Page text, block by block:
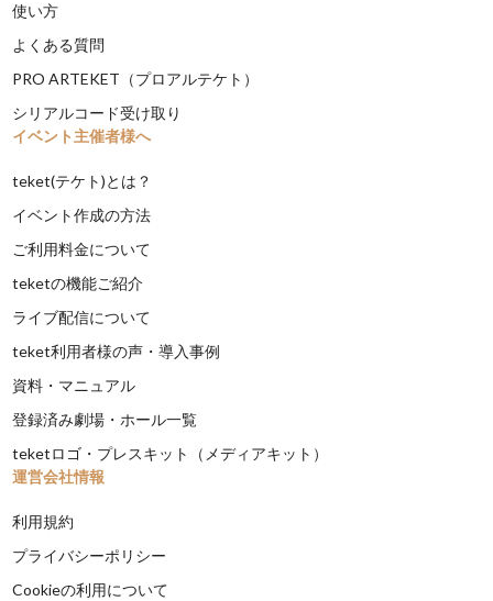
使い方
よくある質問
PRO ARTEKET（プロアルテケト）
シリアルコード受け取り
イベント主催者様へ
teket(テケト)とは？
イベント作成の方法
ご利用料金について
teketの機能ご紹介
ライブ配信について
teket利用者様の声・導入事例
資料・マニュアル
登録済み劇場・ホール一覧
teketロゴ・プレスキット（メディアキット）
運営会社情報
利用規約
プライバシーポリシー
Cookieの利用について